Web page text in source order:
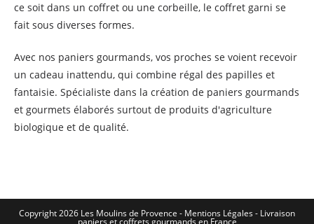
ce soit dans un coffret ou une corbeille, le coffret garni se
fait sous diverses formes.
Avec nos paniers gourmands, vos proches se voient recevoir
un cadeau inattendu, qui combine régal des papilles et
fantaisie. Spécialiste dans la création de paniers gourmands
et gourmets élaborés surtout de produits d'agriculture
biologique et de qualité.
Copyright 2026 Les Moulins de Provence - Mentions Légales - Livraison
paniers et coffrets gourmands en France